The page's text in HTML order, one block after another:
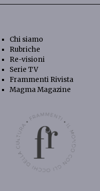
Chi siamo
Rubriche
Re-visioni
Serie TV
Frammenti Rivista
Magma Magazine